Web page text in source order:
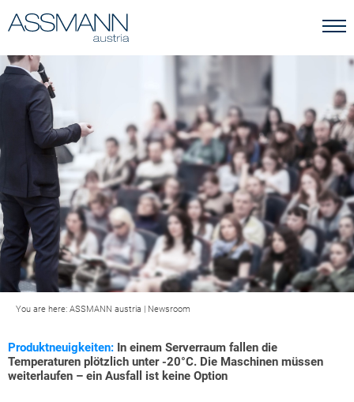
You are here: ASSMANN austria | Newsroom
Produktneuigkeiten: In einem Serverraum fallen die
Temperaturen plötzlich unter -20°C. Die Maschinen müssen
weiterlaufen – ein Ausfall ist keine Option